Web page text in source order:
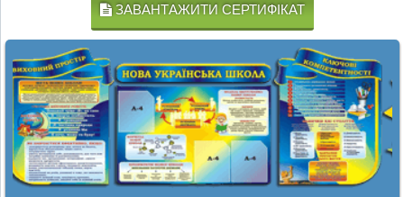
ЗАВАНТАЖИТИ СЕРТИФІКАТ